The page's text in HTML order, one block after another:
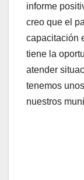
informe
creo que el
capacitación
tiene la
atender
tenemos
nuestros